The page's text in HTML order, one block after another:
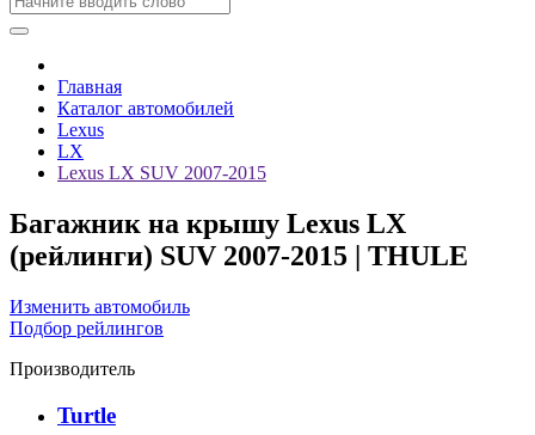
Главная
Каталог автомобилей
Lexus
LX
Lexus LX SUV 2007-2015
Багажник на крышу Lexus LX
(рейлинги) SUV 2007-2015 | THULE
Изменить автомобиль
Подбор рейлингов
Производитель
Turtle